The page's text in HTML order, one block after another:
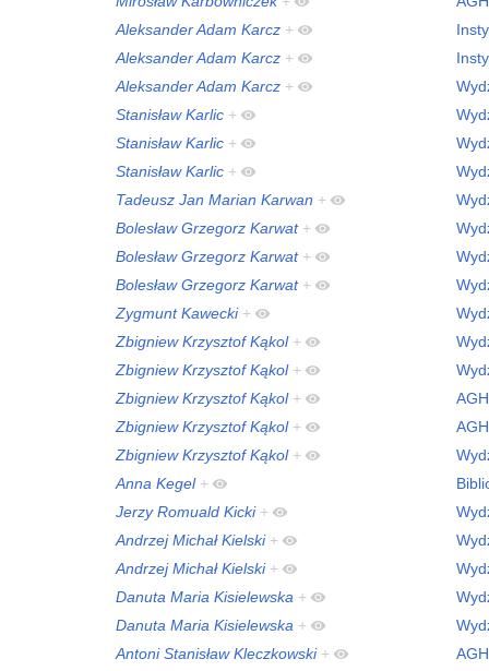
Aleksander Adam Karcz +
Aleksander Adam Karcz +
Aleksander Adam Karcz +
Stanisław Karlic +
Stanisław Karlic +
Stanisław Karlic +
Tadeusz Jan Marian Karwan +
Bolesław Grzegorz Karwat +
Bolesław Grzegorz Karwat +
Bolesław Grzegorz Karwat +
Zygmunt Kawecki +
Zbigniew Krzysztof Kąkol +
Zbigniew Krzysztof Kąkol +
Zbigniew Krzysztof Kąkol +
AGH
Zbigniew Krzysztof Kąkol +
AGH
Zbigniew Krzysztof Kąkol +
Anna Kegel +
Jerzy Romuald Kicki +
Andrzej Michał Kielski +
Andrzej Michał Kielski +
Danuta Maria Kisielewska +
Danuta Maria Kisielewska +
Antoni Stanisław Kleczkowski +
AGH